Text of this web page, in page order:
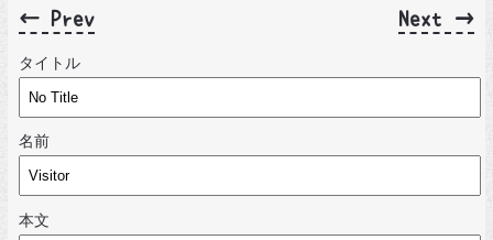
← Prev Next →
タイトル
名前
本文